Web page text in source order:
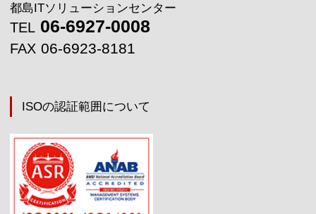
都島ITソリューションセンター
TEL 06-6927-0008
FAX 06-6923-8181
ISOの認証範囲について